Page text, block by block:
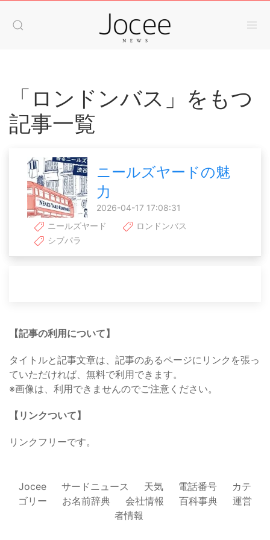
「ロンドンバス」をもつ
記事一覧
ニールズヤードの魅
力
2026-04-17 17:08:31
ニールズヤード
ロンドンバス
シブパラ
【記事の利用について】
タイトルと記事文章は、記事のあるページにリンクを張っ
ていただければ、無料で利用できます。
※画像は、利用できませんのでご注意ください。
【リンクついて】
リンクフリーです。
Jocee サードニュース 天気 電話番号
カテ
ゴリー
お名前辞典 会社情報 百科事典
運営
者情報